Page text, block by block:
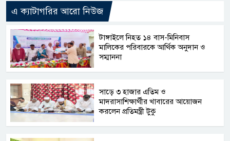
এ ক্যাটাগরির আরো নিউজ
টাঙ্গাইলে নিহত ১৪ বাস-মিনিবাস
মালিকের পরিবারকে আর্থিক অনুদান ও
সম্মাননা
সাড়ে ৩ হাজার এতিম ও
মাদরাসাশিক্ষার্থীর খাবারের আয়োজন
করলেন প্রতিমন্ত্রী টুকু